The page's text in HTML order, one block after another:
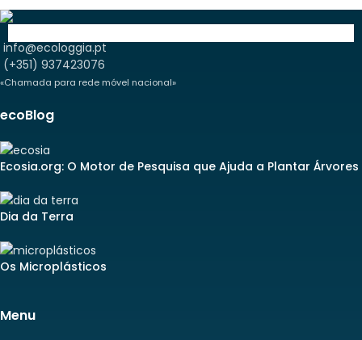
info@ecologgia.pt
(+351) 937423076
«Chamada para rede móvel nacional»
ecoBlog
Ecosia.org: O Motor de Pesquisa que Ajuda a Plantar Árvores
Dia da Terra
Os Microplásticos
Menu